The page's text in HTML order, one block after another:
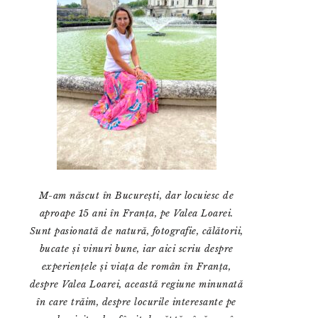
M-am născut în București, dar locuiesc de
aproape 15 ani în Franța, pe Valea Loarei.
Sunt pasionată de natură, fotografie, călătorii,
bucate și vinuri bune, iar aici scriu despre
experiențele și viața de român în Franța,
despre Valea Loarei, această regiune minunată
în care trăim, despre locurile interesante pe